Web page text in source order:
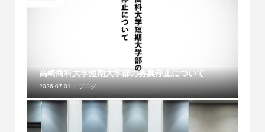
高崎商科大学短期大学部の募集停止について
2026.07.01 ブログ